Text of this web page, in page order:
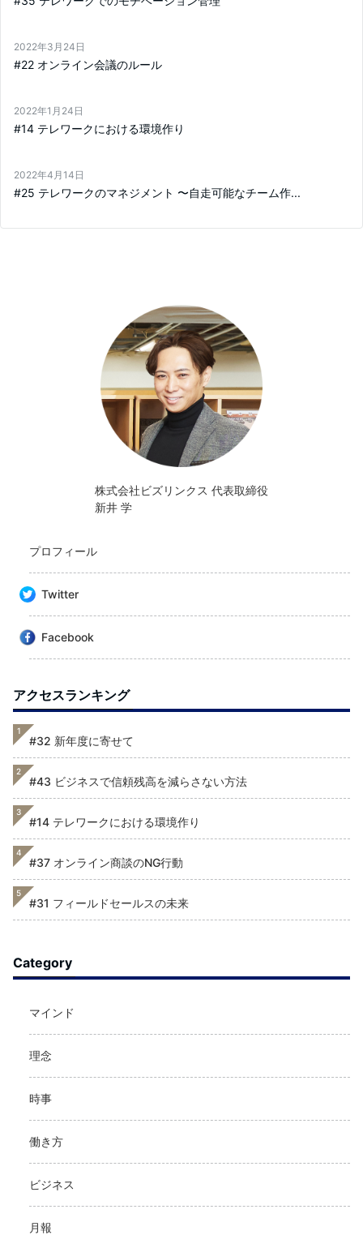
2022年3月24日
#22 オンライン会議のルール
2022年1月24日
#14 テレワークにおける環境作り
2022年4月14日
#25 テレワークのマネジメント 〜自走可能なチーム作...
株式会社ビズリンクス 代表取締役
新井 学
プロフィール
Twitter
Facebook
アクセスランキング
1
#32 新年度に寄せて
2
#43 ビジネスで信頼残高を減らさない方法
3
#14 テレワークにおける環境作り
4
#37 オンライン商談のNG行動
5
#31 フィールドセールスの未来
Category
マインド
理念
時事
働き方
ビジネス
月報